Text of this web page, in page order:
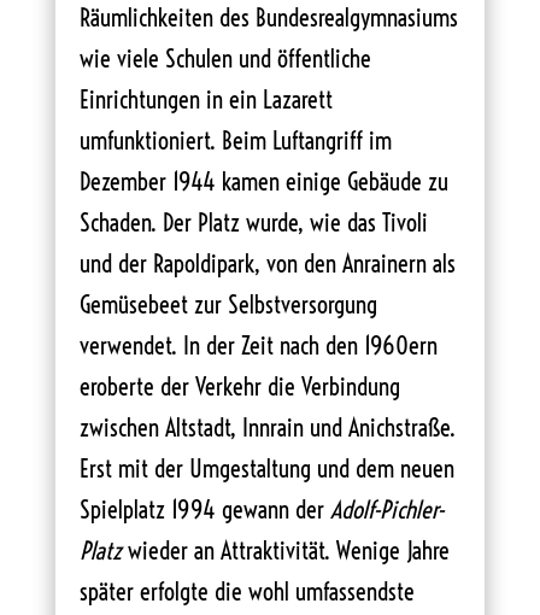
Räumlichkeiten des Bundesrealgymnasiums
wie viele Schulen und öffentliche
Einrichtungen in ein Lazarett
umfunktioniert. Beim Luftangriff im
Dezember 1944 kamen einige Gebäude zu
Schaden. Der Platz wurde, wie das Tivoli
und der Rapoldipark, von den Anrainern als
Gemüsebeet zur Selbstversorgung
verwendet. In der Zeit nach den 1960ern
eroberte der Verkehr die Verbindung
zwischen Altstadt, Innrain und Anichstraße.
Erst mit der Umgestaltung und dem neuen
Spielplatz 1994 gewann der Adolf-Pichler-
Platzwieder an Attraktivität. Wenige Jahre
später erfolgte die wohl umfassendste